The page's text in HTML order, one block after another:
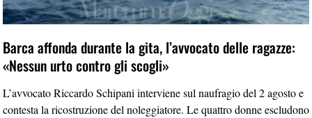
Barca affonda durante la gita, l’avvocato delle ragazze:
«Nessun urto contro gli scogli»
L’avvocato Riccardo Schipani interviene sul naufragio del 2 agosto e
contesta la ricostruzione del noleggiatore. Le quattro donne escludono